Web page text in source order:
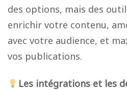
des options, mais des
enrichir votre contenu,
avec votre audience, et
vos publications.
Les intégrations et les